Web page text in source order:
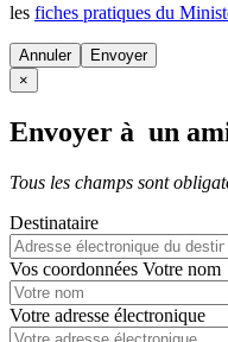
les fiches pratiques du
Annuler
×
Envoyer à un
Tous les champs sont
Destinataire
Vos coordonnées Votre nom
Votre adresse électronique